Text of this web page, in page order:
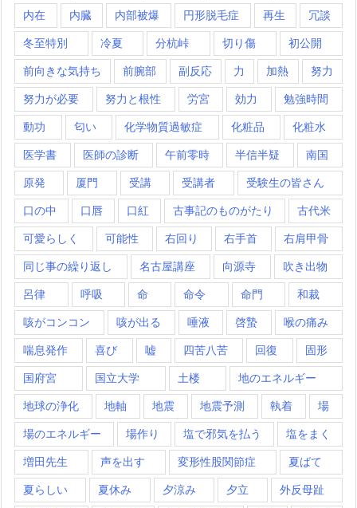
内在 内臓 内部被爆 円形脱毛症 再生 冗談
冬至特別 冷夏 分杭峠 切り傷 初公開
前向きな気持ち 前腕部 副反応 力 加熱 努力
努力が必要 努力と根性 労宮 効力 勉強時間
動功 匂い 化学物質過敏症 化粧品 化粧水
医学書 医師の診断 午前零時 半信半疑 南国
原発 厦門 受講 受講者 受験生の皆さん
口の中 口唇 口紅 古事記のものがたり 古代米
可愛らしく 可能性 右回り 右手首 右肩甲骨
同じ事の繰り返し 名古屋講座 向源寺 吹き出物
呂律 呼吸 命 命令 命門 和裁
咳がコンコン 咳が出る 唾液 啓蟄 喉の痛み
喘息発作 喜び 嘘 四苦八苦 回復 固形
国府宮 国立大学 土楼 地のエネルギー
地球の浄化 地軸 地震 地震予測 執着 場
場のエネルギー 場作り 塩で邪気を払う 塩をまく
増田先生 声を出す 変形性股関節症 夏ばて
夏らしい 夏休み 夕涼み 夕立 外反母趾